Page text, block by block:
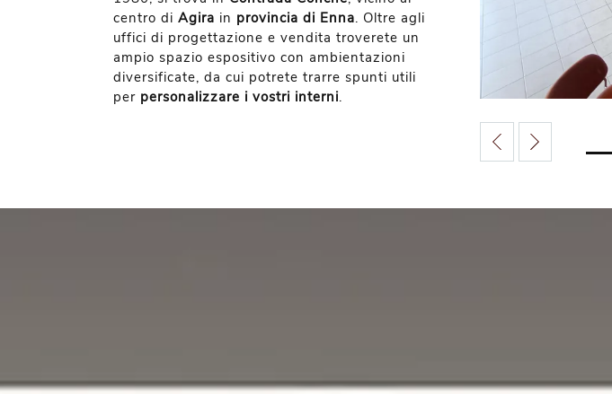
centro di Agira in provincia di Enna. Oltre agli
uffici di progettazione e vendita troverete un
ampio spazio espositivo con ambientazioni
diversificate, da cui potrete trarre spunti utili
per personalizzare i vostri interni.